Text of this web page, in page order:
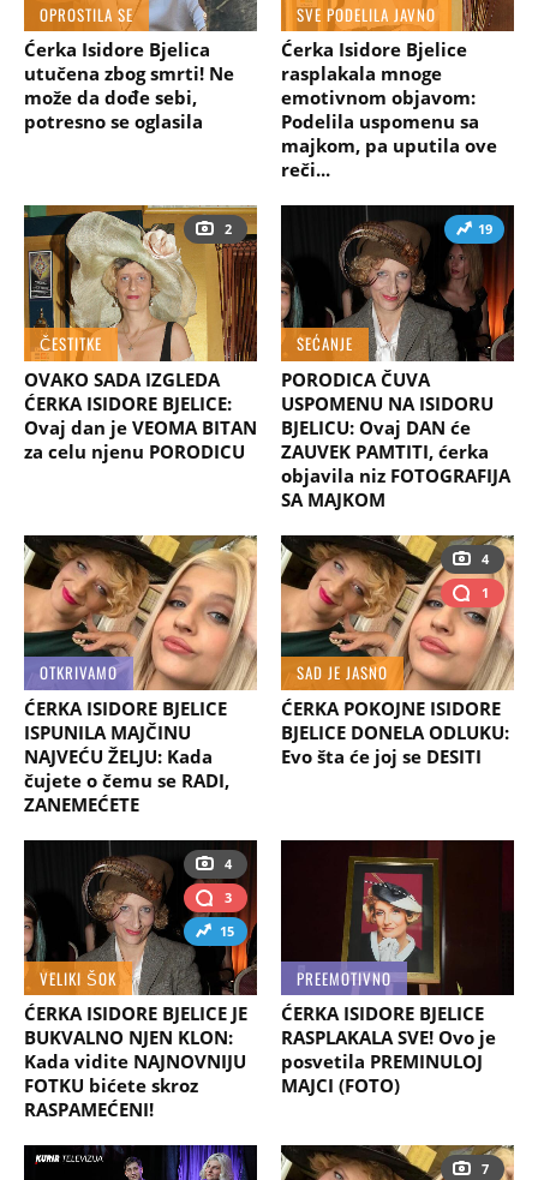
OPROSTILA SE
Ćerka Isidore Bjelica
utučena zbog smrti! Ne
može da dođe sebi,
potresno se oglasila
SVE PODELILA JAVNO
Ćerka Isidore Bjelice
rasplakala mnoge
emotivnom objavom:
Podelila uspomenu sa
majkom, pa uputila ove
reči...
2
ČESTITKE
OVAKO SADA IZGLEDA
ĆERKA ISIDORE BJELICE:
Ovaj dan je VEOMA BITAN
za celu njenu PORODICU
19
SEĆANJE
PORODICA ČUVA
USPOMENU NA ISIDORU
BJELICU: Ovaj DAN će
ZAUVEK PAMTITI, ćerka
objavila niz FOTOGRAFIJA
SA MAJKOM
OTKRIVAMO
ĆERKA ISIDORE BJELICE
ISPUNILA MAJČINU
NAJVEĆU ŽELJU: Kada
čujete o čemu se RADI,
ZANEMEĆETE
4
1
SAD JE JASNO
ĆERKA POKOJNE ISIDORE
BJELICE DONELA ODLUKU:
Evo šta će joj se DESITI
4
3
15
VELIKI ŠOK
ĆERKA ISIDORE BJELICE JE
BUKVALNO NJEN KLON:
Kada vidite NAJNOVNIJU
FOTKU bićete skroz
RASPAMEĆENI!
PREEMOTIVNO
ĆERKA ISIDORE BJELICE
RASPLAKALA SVE! Ovo je
posvetila PREMINULOJ
MAJCI (FOTO)
7